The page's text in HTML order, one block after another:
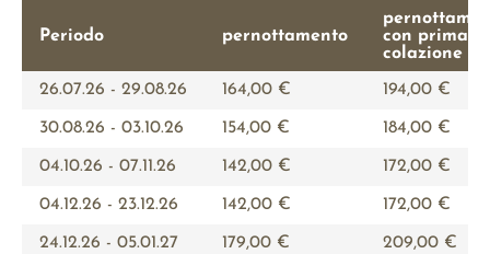
Periodo pernottamento
con prima
colazione
26.07.26 - 29.08.26 164,00 € 194,00 €
30.08.26 - 03.10.26 154,00 € 184,00 €
04.10.26 - 07.11.26 142,00 € 172,00 €
04.12.26 - 23.12.26 142,00 € 172,00 €
24.12.26 - 05.01.27 179,00 € 209,00 €